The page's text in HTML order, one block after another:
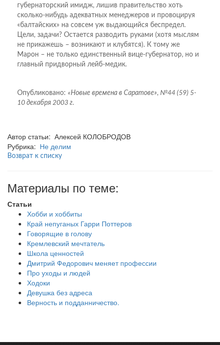
губернаторский имидж, лишив правительство хоть
сколько-нибудь адекватных менеджеров и провоцируя
«балтайских» на совсем уж выдающийся беспредел.
Цели, задачи? Остается разводить руками (хотя мыслям
не прикажешь – возникают и клубятся). К тому же
Марон – не только единственный вице-губернатор, но и
главный придворный лейб-медик.
Опубликовано: «Новые времена в Саратове», №44 (59) 5-
10 декабря 2003 г.
Автор статьи: Алексей КОЛОБРОДОВ
Рубрика: Не делим
Возврат к списку
Материалы по теме:
Статьи
Хобби и хоббиты
Край непуганых Гарри Поттеров
Говорящие в голову
Кремлевский мечтатель
Школа ценностей
Дмитрий Федорович меняет профессии
Про уходы и людей
Ходоки
Девушка без адреса
Верность и подданничество.